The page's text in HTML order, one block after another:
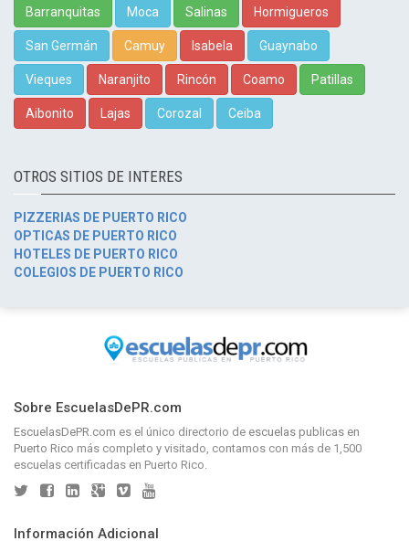
Barranquitas Moca Salinas Hormigueros
San Germán Camuy Isabela Guaynabo
Vieques Naranjito Rincón Coamo Patillas
Aibonito Lajas Corozal Ceiba
OTROS SITIOS DE INTERES
PIZZERIAS DE PUERTO RICO
OPTICAS DE PUERTO RICO
HOTELES DE PUERTO RICO
COLEGIOS DE PUERTO RICO
Sobre EscuelasDePR.com
EscuelasDePR.com es el único directorio de escuelas publicas en
Puerto Rico más completo y visitado, contamos con más de 1,500
escuelas certificadas en Puerto Rico.
Información Adicional